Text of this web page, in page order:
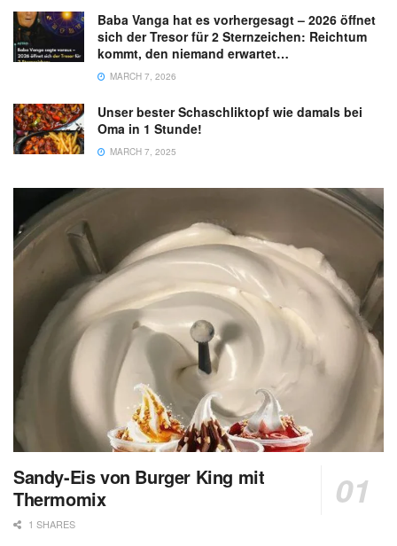
Baba Vanga hat es vorhergesagt – 2026 öffnet
sich der Tresor für 2 Sternzeichen: Reichtum
kommt, den niemand erwartet…
MARCH 7, 2026
Unser bester Schaschliktopf wie damals bei
Oma in 1 Stunde!
MARCH 7, 2025
Sandy-Eis von Burger King mit
Thermomix
1 SHARES